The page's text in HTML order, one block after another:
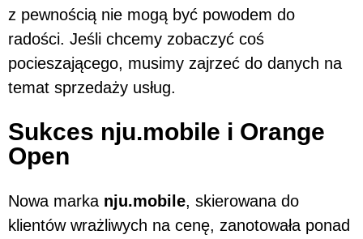
z pewnością nie mogą być powodem do
radości. Jeśli chcemy zobaczyć coś
pocieszającego, musimy zajrzeć do danych na
temat sprzedaży usług.
Sukces nju.mobile i Orange
Open
Nowa marka nju.mobile, skierowana do
klientów wrażliwych na cenę, zanotowała ponad